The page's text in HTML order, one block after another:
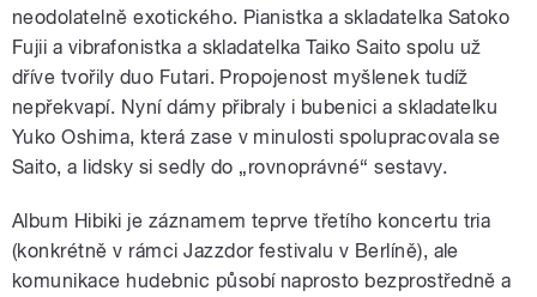
neodolatelně exotického. Pianistka a skladatelka Satoko
Fujii a vibrafonistka a skladatelka Taiko Saito spolu už
dříve tvořily duo Futari. Propojenost myšlenek tudíž
nepřekvapí. Nyní dámy přibraly i bubenici a skladatelku
Yuko Oshima, která zase v minulosti spolupracovala se
Saito, a lidsky si sedly do „rovnoprávné“ sestavy.
Album Hibiki je záznamem teprve třetího koncertu tria
(konkrétně v rámci Jazzdor festivalu v Berlíně), ale
komunikace hudebnic působí naprosto bezprostředně a